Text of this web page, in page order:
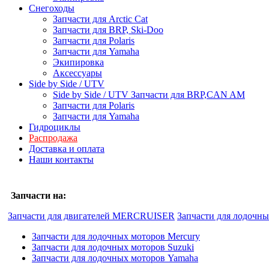
Снегоходы
Запчасти для Arctic Cat
Запчасти для BRP, Ski-Doo
Запчасти для Polaris
Запчасти для Yamaha
Экипировка
Аксессуары
Side by Side / UTV
Side by Side / UTV Запчасти для BRP,CAN AM
Запчасти для Polaris
Запчасти для Yamaha
Гидроциклы
Распродажа
Доставка и оплата
Наши контакты
Запчасти на:
Запчасти для двигателей MERCRUISER Запчасти для
Запчасти для лодочных моторов Mercury
Запчасти для лодочных моторов Suzuki
Запчасти для лодочных моторов Yamaha